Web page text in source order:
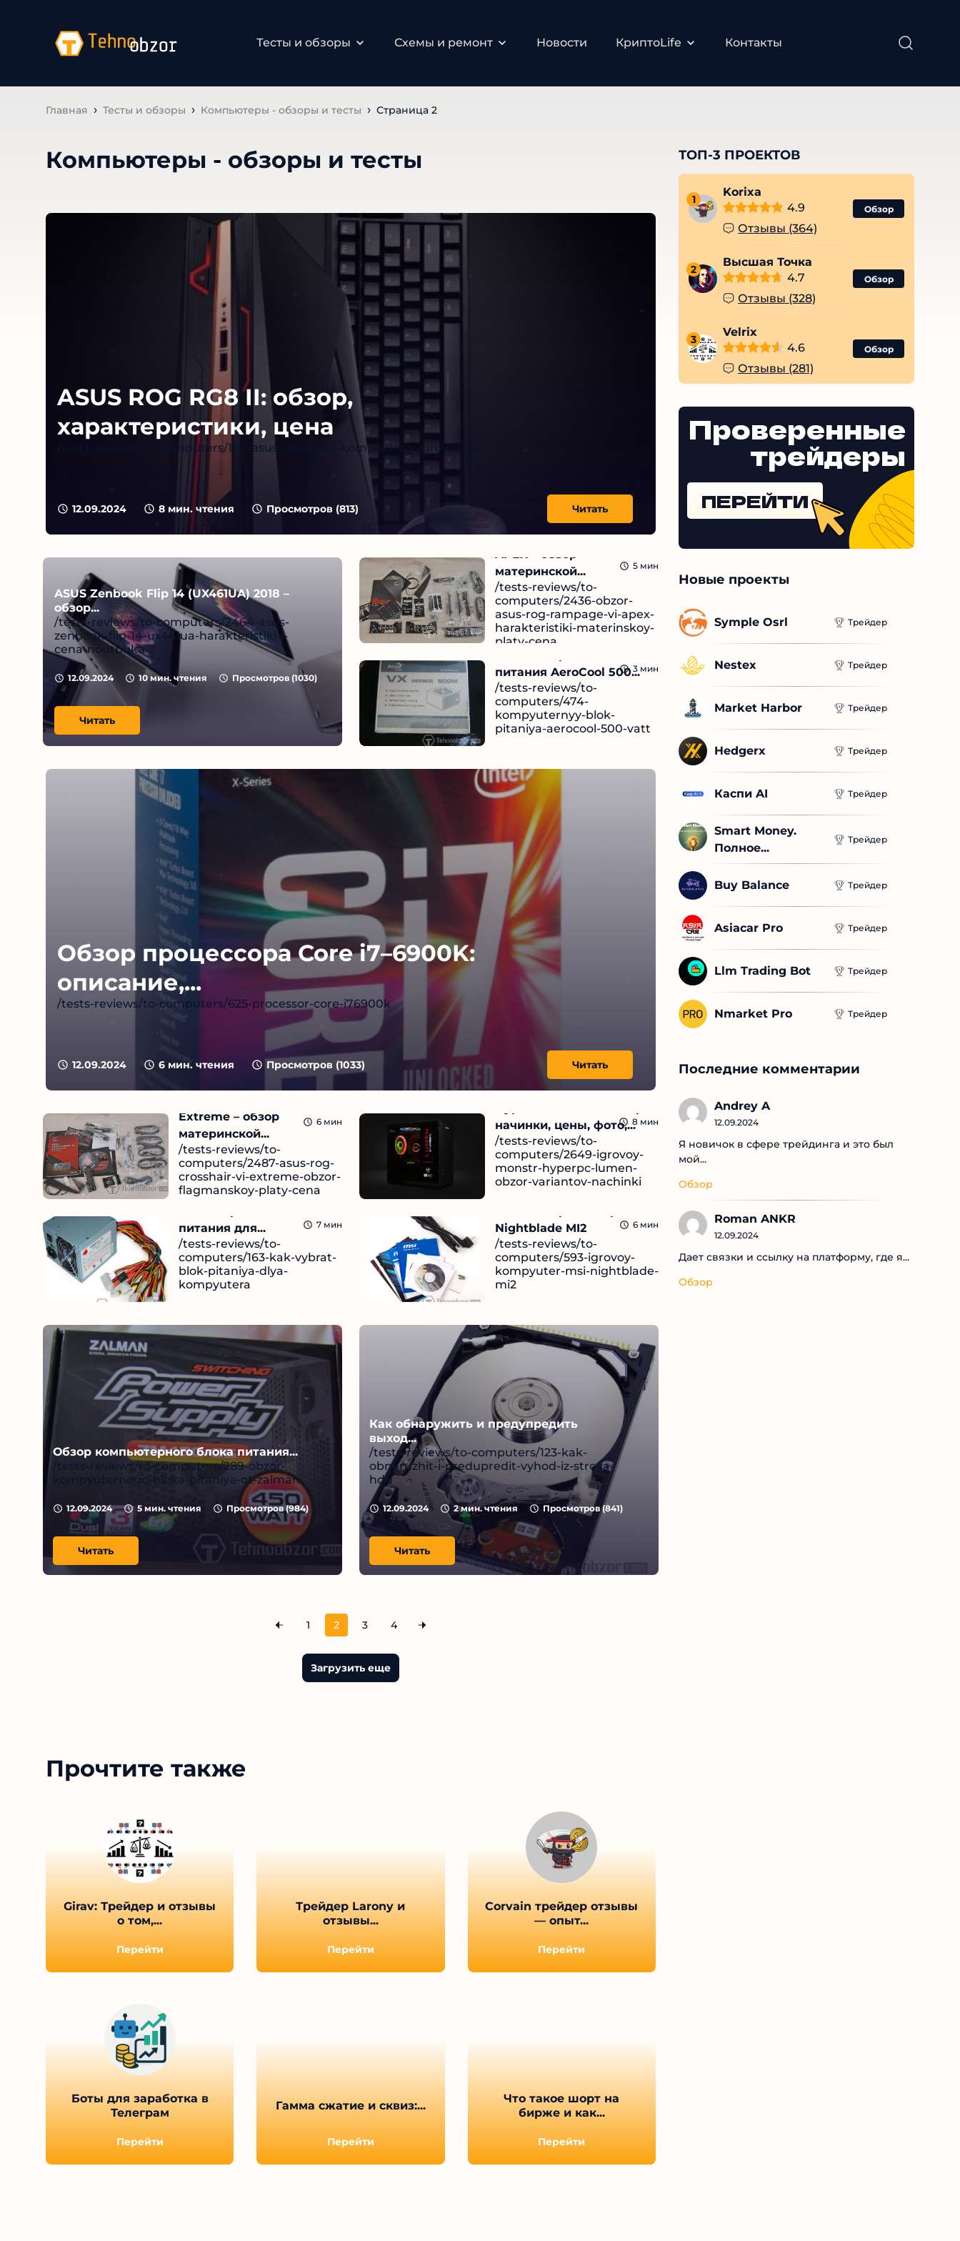
Тесты и обзоры Схемы и ремонт Новости КриптоLife Контакты
Главная Тесты и обзоры Компьютеры - обзоры и тесты Страница 2
Компьютеры - обзоры и тесты
ASUS ROG RG8 II: обзор,
характеристики, цена
/tests-reviews/to-computers/1112-asus-rog-rg8-ii-kompaktnyy-igrovoy-pc
12.09.2024 8 мин. чтения Просмотров (813) Читать
ASUS Zenbook Flip 14 (UX461UA) 2018 –
обзор...
/tests-reviews/to-computers/2464-asus-
zenbook-flip-14-ux461ua-harakteristiki-i-
cena-noutbuka
12.09.2024 10 мин. чтения Просмотров (1030)
Читать
ASUS ROG RAMPAGE VI
материнской...
/tests-reviews/to-
computers/2436-obzor-
asus-rog-rampage-vi-apex-
harakteristiki-materinskoy-
platy-cena
5 мин
Читать
питания AeroCool 500...
/tests-reviews/to-
computers/474-
kompyuternyy-blok-
pitaniya-aerocool-500-vatt
3 мин
Обзор процессора Core i7–6900K:
описание,...
/tests-reviews/to-computers/625-processor-core-i76900k
12.09.2024 6 мин. чтения Просмотров (1033) Читать
Extreme – обзор
материнской...
/tests-reviews/to-
computers/2487-asus-rog-
crosshair-vi-extreme-obzor-
flagmanskoy-platy-cena
6 мин
начинки, цены, фото,...
/tests-reviews/to-
computers/2649-igrovoy-
monstr-hyperpc-lumen-
obzor-variantov-nachinki
8 мин
питания для...
/tests-reviews/to-
computers/163-kak-vybrat-
blok-pitaniya-dlya-
kompyutera
7 мин
Nightblade MI2
/tests-reviews/to-
computers/593-igrovoy-
kompyuter-msi-nightblade-
mi2
6 мин
Обзор компьютерного блока питания...
/tests-reviews/to-computers/289-obzor-
kompyuternogo-bloka-pitaniya-ot-zalman
12.09.2024 5 мин. чтения Просмотров (984)
Читать
Как обнаружить и предупредить
выход...
/tests-reviews/to-computers/123-kak-
obnaruzhit-i-predupredit-vyhod-iz-stroya-
hdd
12.09.2024 2 мин. чтения Просмотров (841)
Читать
1 2 3 4
Загрузить еще
Прочтите также
Girav: Трейдер и отзывы
о том,...
Перейти
Трейдер Larony и
отзывы...
Перейти
Corvain трейдер отзывы
— опыт...
Перейти
Боты для заработка в
Телеграм
Перейти
Гамма сжатие и сквиз:...
Перейти
Что такое шорт на
бирже и как...
Перейти
ТОП-3 ПРОЕКТОВ
1
Korixa
4.9
Отзывы (364)
Обзор
2
Высшая Точка
4.7
Отзывы (328)
Обзор
3
Velrix
4.6
Отзывы (281)
Обзор
Проверенные
трейдеры
ПЕРЕЙТИ
Новые проекты
Symple Osrl Трейдер
Nestex Трейдер
Market Harbor Трейдер
Hedgerx Трейдер
Каспи AI Трейдер
Smart Money.
Полное...
Трейдер
Buy Balance Трейдер
Asiacar Pro Трейдер
Llm Trading Bot Трейдер
Nmarket Pro Трейдер
Последние комментарии
Andrey A
12.09.2024
Я новичок в сфере трейдинга и это был
мой...
Обзор
Roman ANKR
12.09.2024
Дает связки и ссылку на платформу, где я...
Обзор